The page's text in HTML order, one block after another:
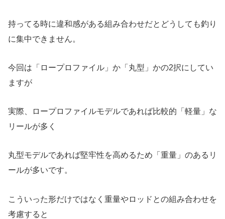
持ってる時に違和感がある組み合わせだとどうしても釣り
に集中できません。
今回は「ロープロファイル」か「丸型」かの2択にしてい
ますが
実際、ロープロファイルモデルであれば比較的「軽量」な
リールが多く
丸型モデルであれば堅牢性を高めるため「重量」のあるリ
ールが多いです。
こういった形だけではなく重量やロッドとの組み合わせを
考慮すると